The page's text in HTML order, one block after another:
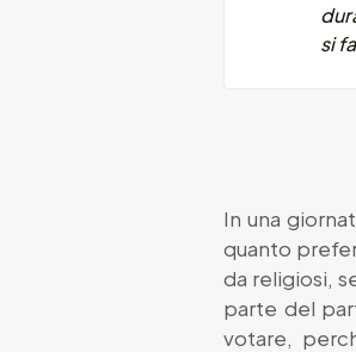
si
In una
quanto
da religiosi,
parte del
votare,